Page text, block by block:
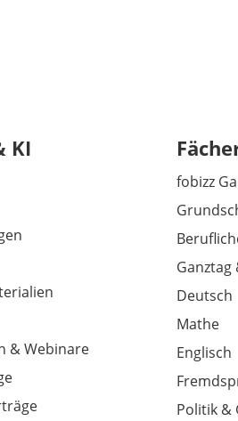
KI
& Webinare
fobizz
Ganztag
Deutsch
Mathe
Englisch
Politik &